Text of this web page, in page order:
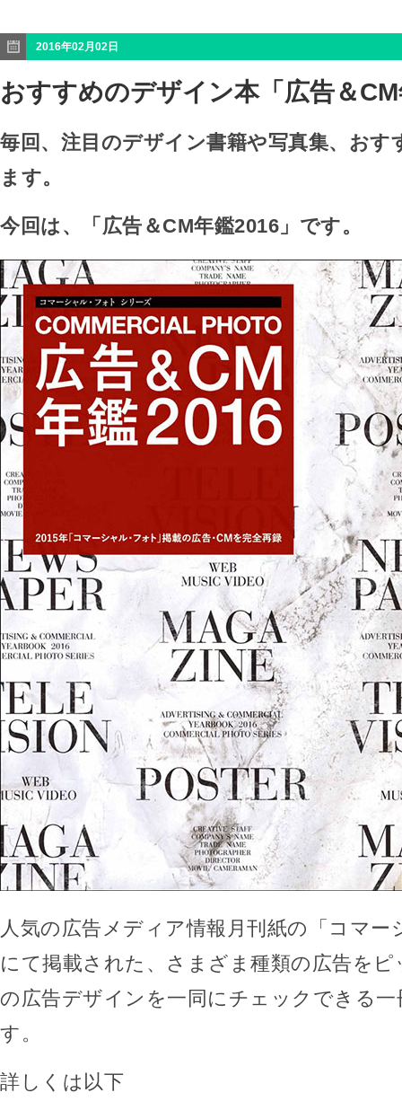
2016年02月02日
おすすめのデザイン本「広告＆
毎回、注目のデザイン書籍や写真集、おす
ます。
今回は、「広告＆CM年鑑2016」です。
人気の広告メディア情報月刊紙の「コマー
にて掲載された、さまざま種類の広告を
の広告デザインを一同にチェックできる
す。
詳しくは以下